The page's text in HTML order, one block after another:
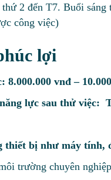
2 đến T7. Buổi
công việc)
lợi
vnđ –
lực sau thử việc:
thiết bị như máy tính,
trường chuyên